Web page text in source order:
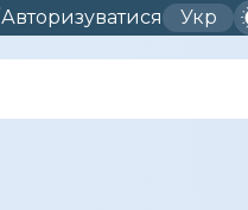
Авторизуватися Укр